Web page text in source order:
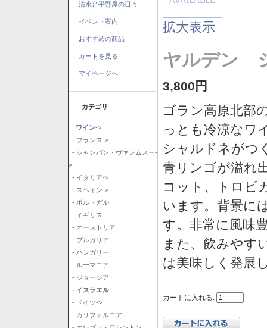
清水台平野屋の日々
イベント案内
おすすめの商品
カートを見る
マイページへ
カテゴリ
ワイン->
- フランス->
- シャンパン・ヴァンムスー-
>
- イタリア->
- スペイン->
- ポルトガル
- イギリス
- オーストリア
- ブルガリア
- ハンガリー
- ルーマニア
- ジョージア
- イスラエル
- ドイツ->
- カリフォルニア
拡大表示
ヤルデン
3,800円
ゴラン高原北部
っとも冷涼なワ
シャルドネがつ
青リンゴが溢れ
コット、トロピ
います。背景に
す。非常に風味
また、飲みやす
は美味しく発展
カートに入れる: